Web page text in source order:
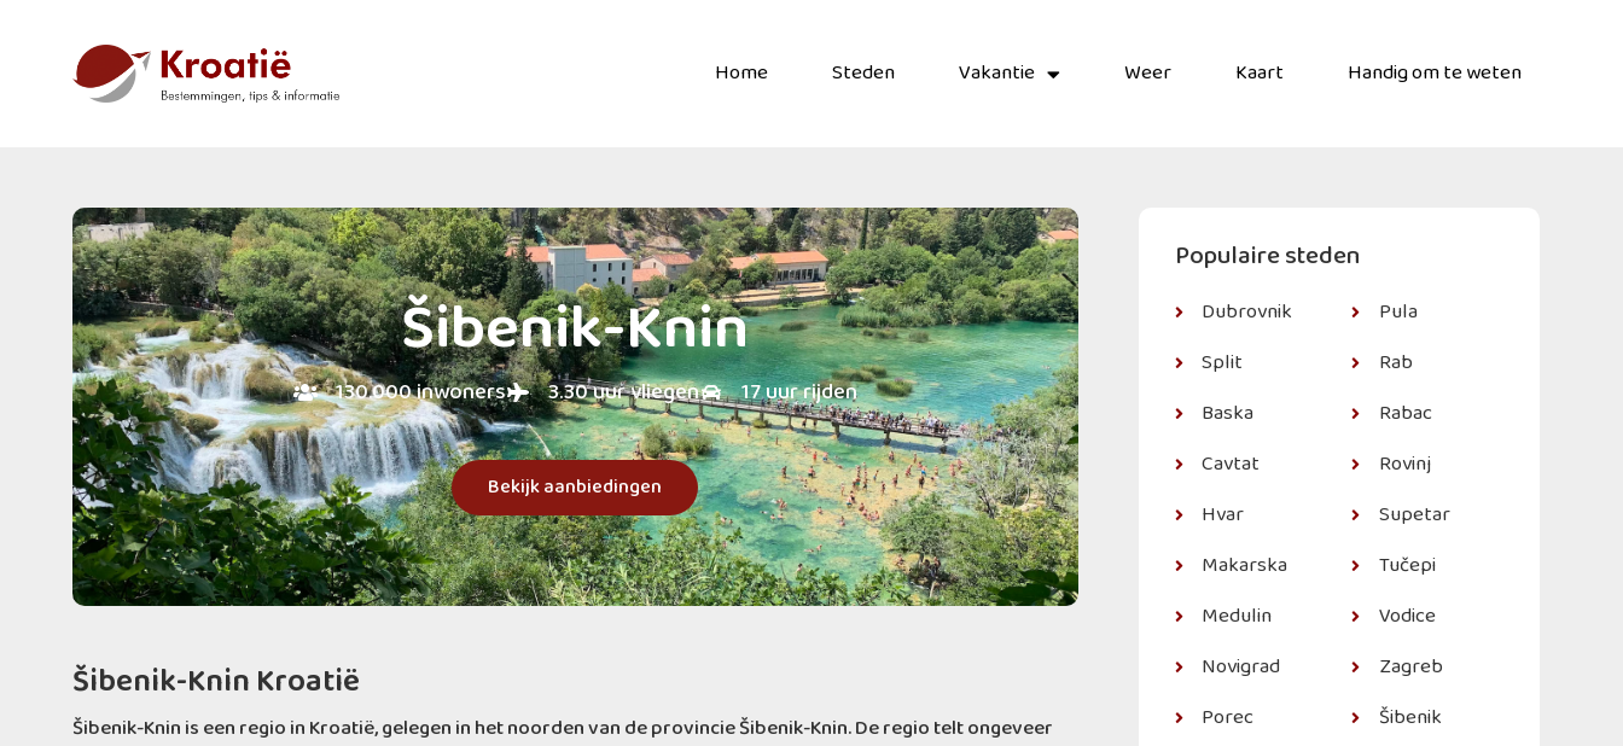
Home Steden Vakantie Weer Kaart Handig om te weten
Šibenik-Knin
130.000 inwoners 3.30 uur vliegen 17 uur rijden
Bekijk aanbiedingen
Šibenik-Knin Kroatië
Šibenik-Knin is een regio in Kroatië, gelegen in het noorden van de provincie Šibenik-Knin. De regio telt ongeveer
Populaire steden
Dubrovnik
Split
Baska
Cavtat
Hvar
Makarska
Medulin
Novigrad
Porec
Pula
Rab
Rabac
Rovinj
Supetar
Tučepi
Vodice
Zagreb
Šibenik